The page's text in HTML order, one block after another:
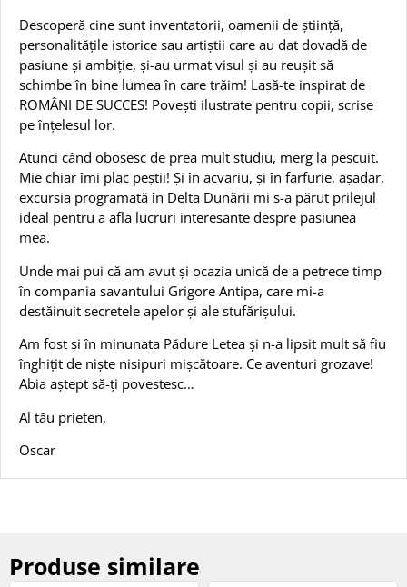
Descoperă cine sunt inventatorii, oamenii de știință,
personalitățile istorice sau artiștii care au dat dovadă de
pasiune și ambiție, și-au urmat visul și au reușit să
schimbe în bine lumea în care trăim! Lasă-te inspirat de
ROMÂNI DE SUCCES! Povești ilustrate pentru copii, scrise
pe înțelesul lor.
Atunci când obosesc de prea mult studiu, merg la pescuit.
Mie chiar îmi plac peștii! Și în acvariu, și în farfurie, așadar,
excursia programată în Delta Dunării mi s-a părut prilejul
ideal pentru a afla lucruri interesante despre pasiunea
mea.
Unde mai pui că am avut și ocazia unică de a petrece timp
în compania savantului Grigore Antipa, care mi-a
destăinuit secretele apelor și ale stufărișului.
Am fost și în minunata Pădure Letea și n-a lipsit mult să fiu
înghițit de niște nisipuri mișcătoare. Ce aventuri grozave!
Abia aștept să-ți povestesc…
Al tău prieten,
Oscar
Produse similare